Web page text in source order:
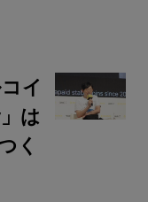
イ
は
く